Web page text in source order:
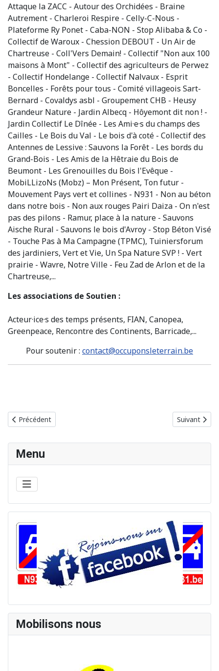
Attaque la ZACC - Autour des Orchidées - Braine
Autrement - Charleroi Respire - Celly-C-Nous -
Plateforme Ry Ponet - Caba-NON - Stop Alibaba & Co -
Collectif de Waroux - Chession DEBOUT - Un Air de
Chartreuse - Coll'Vers Demain! - Collectif "Non aux 100
maisons à Mont" - Collectif des agriculteurs de Perwez
- Collectif Hondelange - Collectif Nalvaux - Esprit
Boncelles - Forêts pour tous - Comité villageois Sart-
Bernard - Covaldys asbl - Groupement CHB - Heusy
Grandeur Nature - Jardin Albecq - Hôyemont dit non ! -
Jardin Collectif Le Dînée - Les Ami·e·s du champs des
Cailles - Le Bois du Val - Le bois d'à coté - Collectif des
Antennes de Lessive : Sauvons la Forêt - Les bords du
Grand-Bois - Les Amis de la Hêtraie du Bois de
Beumont - Les Grenouilles du Bois l'Evêque -
MobiLLizoNs (Mobz) – Mon Présent, Ton futur -
Mouvement Pays vert et collines - N931 - Non au béton
dans notre bois - Non aux rouges Pairi Daiza - On n'est
pas des pilons - Ramur, place à la nature - Sauvons
Aische Rural - Sauvons le bois d'Avroy - Stop Béton Visé
- Touche Pas à Ma Campagne (TPMC), Tuiniersforum
des jardiniers, Vert et Vie, Un Spa Nature SVP ! - Vert
prairie - Wavre, Notre Ville - Feu Zad de Arlon et de la
Chartreuse,...
Les associations de Soutien :
Acteur·ice·s des temps présents, FIAN, Canopea,
Greenpeace, Rencontre des Continents, Barricade,...
Pour soutenir : contact@occuponsleterrain.be
Article précédent : Les sites de grand Intérêt Biologique (SGIB)
Précédent Article
Suivant
Menu
Mobilisons nous